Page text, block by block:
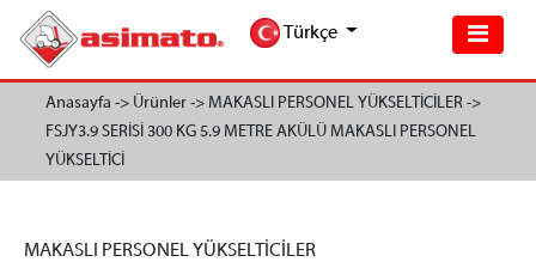
Türkçe
Anasayfa -> Ürünler -> MAKASLI PERSONEL YÜKSELTİCİLER ->
FSJY3.9 SERİSİ 300 KG 5.9 METRE AKÜLÜ MAKASLI PERSONEL
YÜKSELTİCİ
MAKASLI PERSONEL YÜKSELTİCİLER